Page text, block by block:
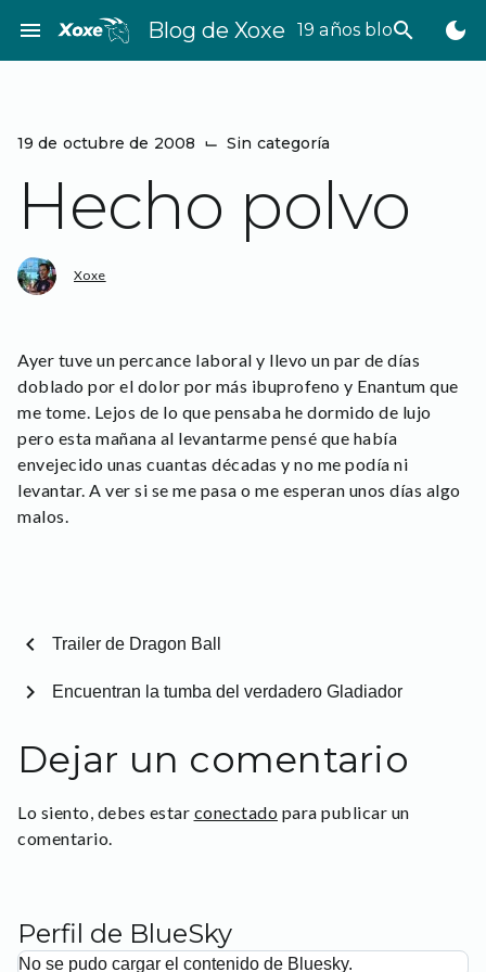
contenido
menu Blog de Xoxe 19 años bloggeando
search dark_mode
19 de octubre de 2008 ⌙ Sin categoría
Hecho polvo
Xoxe
Ayer tuve un percance laboral y llevo un par de días
doblado por el dolor por más ibuprofeno y Enantum que
me tome. Lejos de lo que pensaba he dormido de lujo
pero esta mañana al levantarme pensé que había
envejecido unas cuantas décadas y no me podía ni
levantar. A ver si se me pasa o me esperan unos días algo
malos.
chevron_left Trailer de Dragon Ball
Encuentran la tumba del verdadero Gladiador
chevron_right
Dejar un comentario
Lo siento, debes estar conectado para publicar un
comentario.
Perfil de BlueSky
No se pudo cargar el contenido de Bluesky.